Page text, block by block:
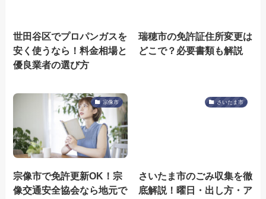
世田谷区でプロパンガスを
安く使うなら！料金相場と
優良業者の選び方
瑞穂市の免許証住所変更は
どこで？必要書類も解説
宗像市
宗像市で免許更新OK！宗
像交通安全協会なら地元で
さいたま市
さいたま市のごみ収集を徹
底解説！曜日・出し方・ア